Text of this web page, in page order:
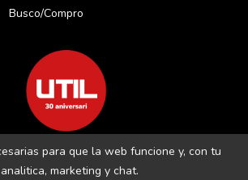
para que la web funcione y, con tu
marketing y chat.
Busco/compro
S.L C/ BORJA MOLL, 18 · 07703 MAÓ-